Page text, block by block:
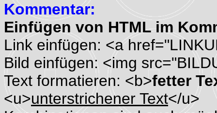
Kommentar:
Einfügen von HTML im
Link einfügen: <a
Bild einfügen: <img
Text formatieren: <b>fetter
<u>unterstrichener Text</u>